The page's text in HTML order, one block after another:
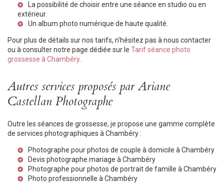
La possibilité de choisir entre une séance en studio ou en
extérieur.
Un album photo numérique de haute qualité.
Pour plus de détails sur nos tarifs, n'hésitez pas à nous contacter
ou à consulter notre page dédiée sur le Tarif séance photo
grossesse à Chambéry.
Autres services proposés par Ariane
Castellan Photographe
Outre les séances de grossesse, je propose une gamme complète
de services photographiques à Chambéry :
Photographe pour photos de couple à domicile à Chambéry
Devis photographe mariage à Chambéry
Photographe pour photos de portrait de famille à Chambéry
Photo professionnelle à Chambéry